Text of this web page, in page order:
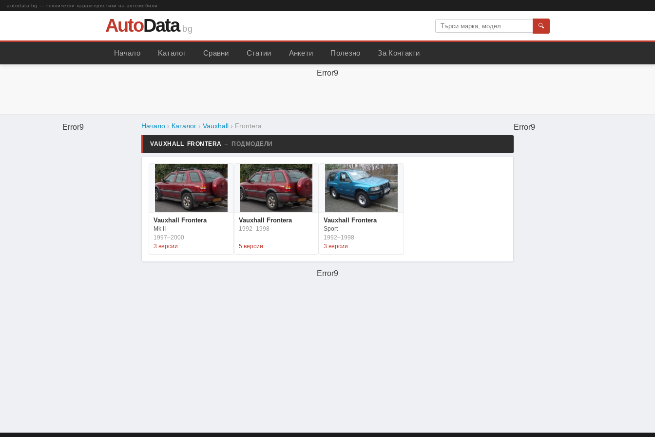
autodata.bg — технически характеристики на автомобили
AutoData.bg 🔍
Начало Kаталог Сравни Статии Анкети Полезно За Контакти
Error9
Error9 Начало › Каталог › Vauxhall › Frontera
VAUXHALL FRONTERA – ПОДМОДЕЛИ
Vauxhall Frontera
Mk II
1997–2000
3 версии
Vauxhall Frontera
1992–1998
5 версии
Vauxhall Frontera
Sport
1992–1998
3 версии
Error9
Error9